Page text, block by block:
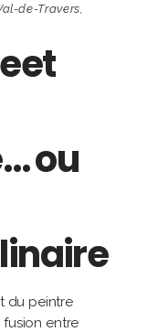
de-Travers
ou
du peintre
fusion entre